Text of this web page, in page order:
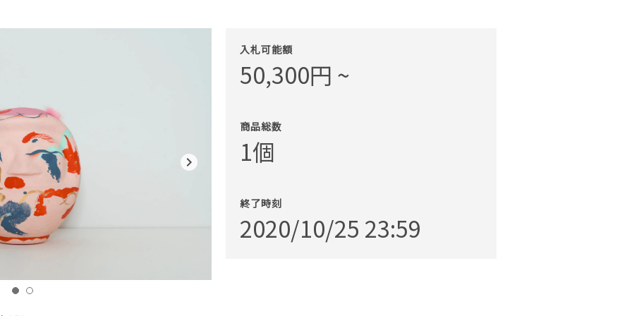
navigate_next
入札可能額
50,300円 ~
商品総数
1個
終了時刻
2020/10/25 23:59